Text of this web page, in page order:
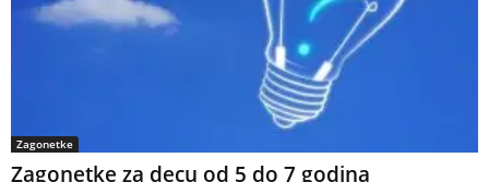
Zagonetke
Zagonetke za decu od 5 do 7 godina